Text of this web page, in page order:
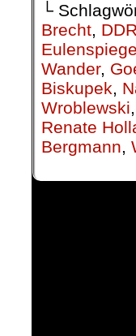
└
Brecht, DDR
Wander,
Biskupek,
Wroblewski,
Renate
Bergmann,